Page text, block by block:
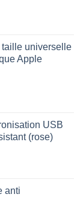
universelle
Apple
USB
(rose)
anti